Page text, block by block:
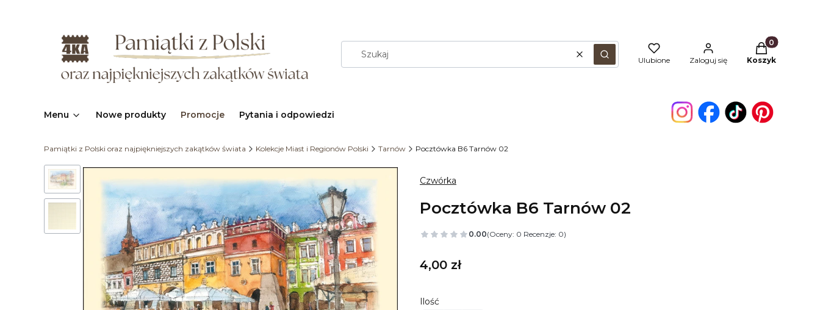
WyczyśćSzukaj Ulubione Zaloguj się
Produkty w
Koszyk
Menu Nowe produkty Promocje Pytania i odpowiedzi
Pamiątki z Polski oraz najpiękniejszych zakątków świata Kolekcje Miast i Regionów Polski Tarnów Pocztówka B6 Tarnów 02
Czwórka
Pocztówka B6 Tarnów 02
0.00(Oceny: 0 Recenzje: 0)
Cena
4,00 zł
Ilość